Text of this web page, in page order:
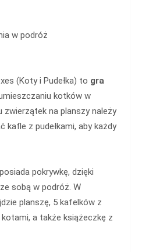
w podróż
(Koty i Pudełka) to gra
kotków w
zwierzątek na planszy należy
kafle z pudełkami, aby każdy
pokrywkę, dzięki
sobą w podróż. W
planszę, 5 kafelków z
a także książeczkę z